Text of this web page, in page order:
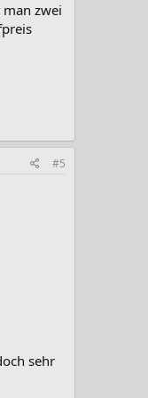
zwei
#5
sehr